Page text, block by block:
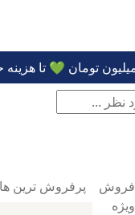
فروش
ویژه
پرفروش ترین ها